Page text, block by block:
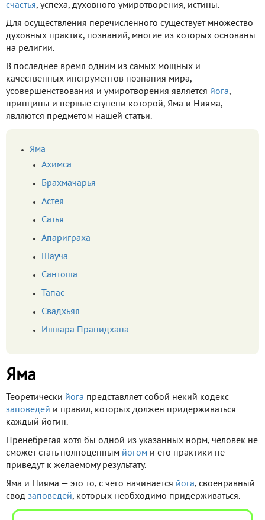
счастья, успеха, духовного умиротворения, истины.
Для осуществления перечисленного существует множество
духовных практик, познаний, многие из которых основаны
на религии.
В последнее время одним из самых мощных и
качественных инструментов познания мира,
усовершенствования и умиротворения является йога,
принципы и первые ступени которой, Яма и Нияма,
являются предметом нашей статьи.
Яма
Ахимса
Брахмачарья
Астея
Сатья
Апариграха
Шауча
Сантоша
Тапас
Свадхьяя
Ишвара Пранидхана
Яма
Теоретически йога представляет собой некий кодекс
заповедей и правил, которых должен придерживаться
каждый йогин.
Пренебрегая хотя бы одной из указанных норм, человек не
сможет стать полноценным йогом и его практики не
приведут к желаемому результату.
Яма и Нияма — это то, с чего начинается йога, своенравный
свод заповедей, которых необходимо придерживаться.